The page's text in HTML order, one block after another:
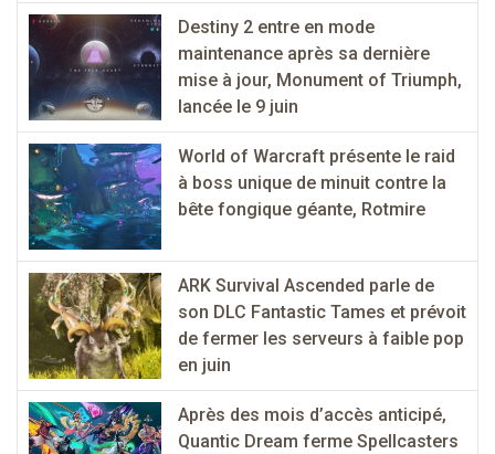
Destiny 2 entre en mode
maintenance après sa dernière
mise à jour, Monument of Triumph,
lancée le 9 juin
World of Warcraft présente le raid
à boss unique de minuit contre la
bête fongique géante, Rotmire
ARK Survival Ascended parle de
son DLC Fantastic Tames et prévoit
de fermer les serveurs à faible pop
en juin
Après des mois d’accès anticipé,
Quantic Dream ferme Spellcasters